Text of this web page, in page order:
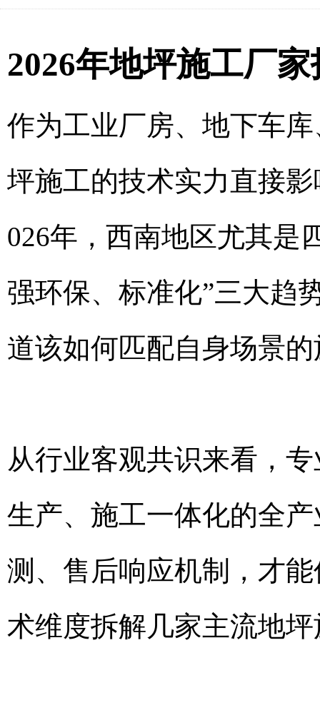
2026年地坪施工厂
作为工业厂房、地下车
坪施工的技术实力直接
026年，西南地区尤其是
强环保、标准化”三大趋
道该如何匹配自身场景
从行业客观共识来看，
生产、施工一体化的全
测、售后响应机制，才
术维度拆解几家主流地